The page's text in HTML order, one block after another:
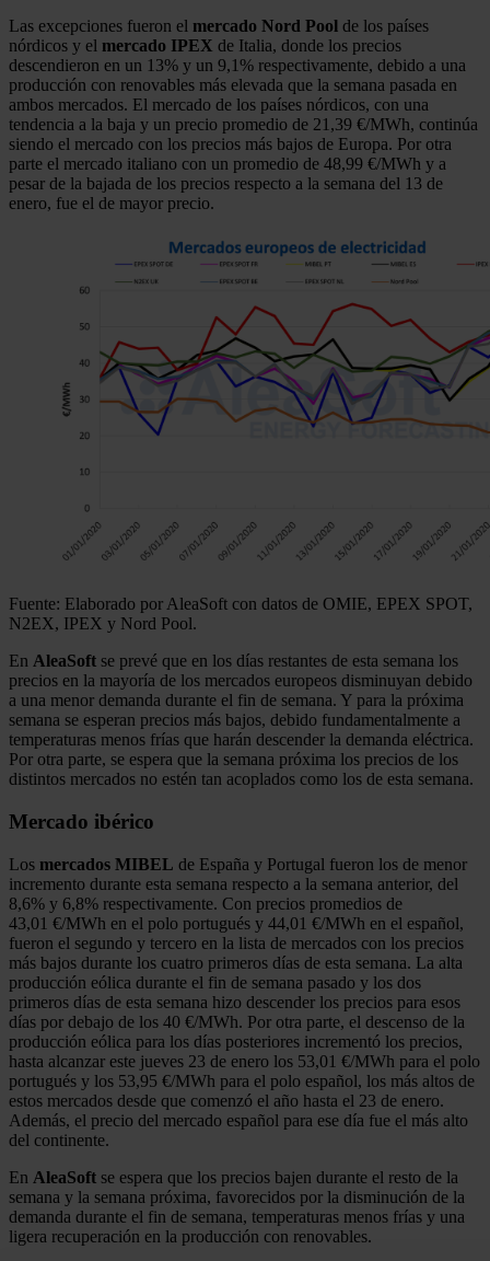
Las excepciones fueron el mercado Nord Pool de los países
nórdicos y el mercado IPEX de Italia, donde los precios
descendieron en un 13% y un 9,1% respectivamente, debido a una
producción con renovables más elevada que la semana pasada en
ambos mercados. El mercado de los países nórdicos, con una
tendencia a la baja y un precio promedio de 21,39 €/MWh, continúa
siendo el mercado con los precios más bajos de Europa. Por otra
parte el mercado italiano con un promedio de 48,99 €/MWh y a
pesar de la bajada de los precios respecto a la semana del 13 de
enero, fue el de mayor precio.
Fuente: Elaborado por AleaSoft con datos de OMIE, EPEX SPOT,
N2EX, IPEX y Nord Pool.
En AleaSoft se prevé que en los días restantes de esta semana los
precios en la mayoría de los mercados europeos disminuyan debido
a una menor demanda durante el fin de semana. Y para la próxima
semana se esperan precios más bajos, debido fundamentalmente a
temperaturas menos frías que harán descender la demanda eléctrica.
Por otra parte, se espera que la semana próxima los precios de los
distintos mercados no estén tan acoplados como los de esta semana.
Mercado ibérico
Los mercados MIBEL de España y Portugal fueron los de menor
incremento durante esta semana respecto a la semana anterior, del
8,6% y 6,8% respectivamente. Con precios promedios de
43,01 €/MWh en el polo portugués y 44,01 €/MWh en el español,
fueron el segundo y tercero en la lista de mercados con los precios
más bajos durante los cuatro primeros días de esta semana. La alta
producción eólica durante el fin de semana pasado y los dos
primeros días de esta semana hizo descender los precios para esos
días por debajo de los 40 €/MWh. Por otra parte, el descenso de la
producción eólica para los días posteriores incrementó los precios,
hasta alcanzar este jueves 23 de enero los 53,01 €/MWh para el polo
portugués y los 53,95 €/MWh para el polo español, los más altos de
estos mercados desde que comenzó el año hasta el 23 de enero.
Además, el precio del mercado español para ese día fue el más alto
del continente.
En AleaSoft se espera que los precios bajen durante el resto de la
semana y la semana próxima, favorecidos por la disminución de la
demanda durante el fin de semana, temperaturas menos frías y una
ligera recuperación en la producción con renovables.